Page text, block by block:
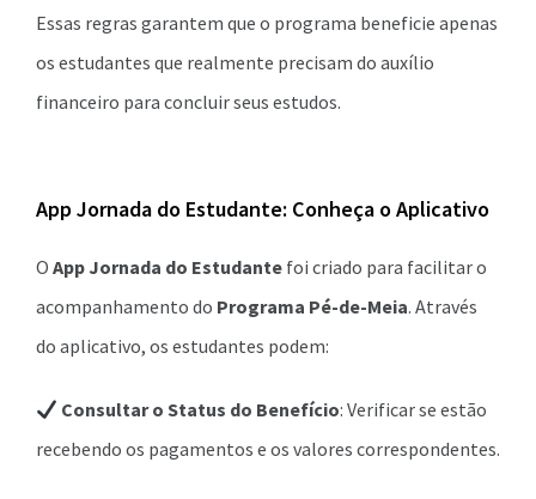
Essas regras garantem que o programa beneficie apenas
os estudantes que realmente precisam do auxílio
financeiro para concluir seus estudos.
App Jornada do Estudante: Conheça o Aplicativo
O App Jornada do Estudante foi criado para facilitar o
acompanhamento do Programa Pé-de-Meia. Através
do aplicativo, os estudantes podem:
Consultar o Status do Benefício: Verificar se estão
recebendo os pagamentos e os valores correspondentes.